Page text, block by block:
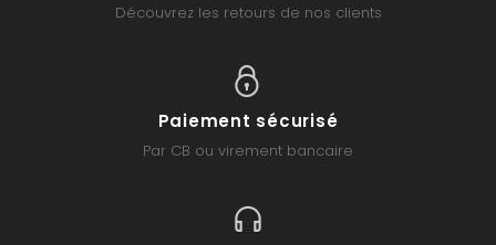
Découvrez les retours de nos clients
Paiement sécurisé
Par CB ou virement bancaire